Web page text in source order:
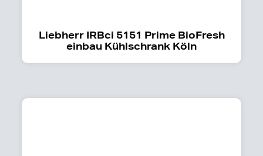
Liebherr IRBci 5151 Prime BioFresh
einbau Kühlschrank Köln